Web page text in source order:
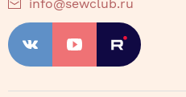
info@sewclub.ru